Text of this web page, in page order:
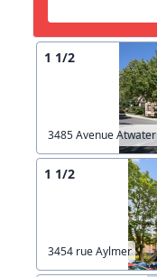
1 1/2
3485 Avenue Atwater
1 1/2
3454 rue Aylmer